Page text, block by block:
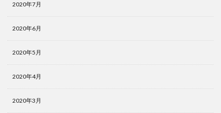
2020年7月
2020年6月
2020年5月
2020年4月
2020年3月